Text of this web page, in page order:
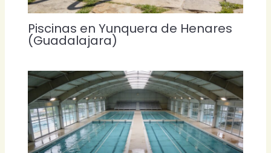
Piscinas en Yunquera de Henares
(Guadalajara)